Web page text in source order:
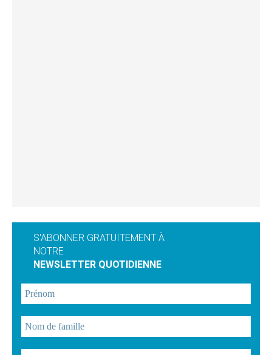
S'ABONNER GRATUITEMENT À
NOTRE
NEWSLETTER QUOTIDIENNE